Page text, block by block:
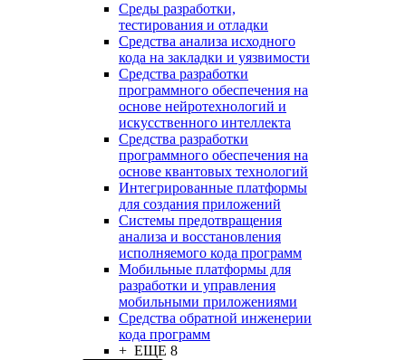
Среды разработки,
тестирования и отладки
Средства анализа исходного
кода на закладки и уязвимости
Средства разработки
программного обеспечения на
основе нейротехнологий и
искусственного интеллекта
Средства разработки
программного обеспечения на
основе квантовых технологий
Интегрированные платформы
для создания приложений
Системы предотвращения
анализа и восстановления
исполняемого кода программ
Мобильные платформы для
разработки и управления
мобильными приложениями
Средства обратной инженерии
кода программ
+ ЕЩЕ 8